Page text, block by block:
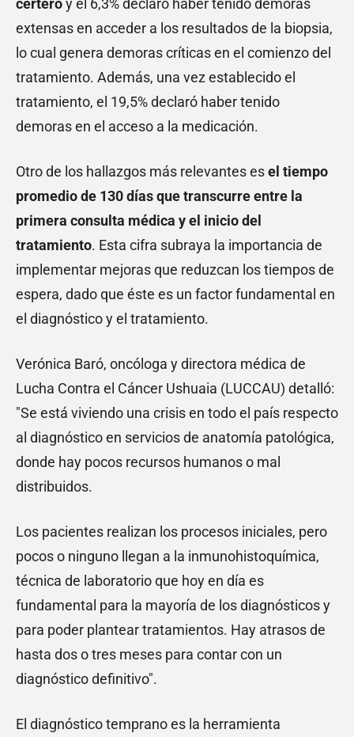
certeroy el 6,3% declaró haber tenido demoras
extensas en acceder a los resultados de la biopsia,
lo cual genera demoras críticas en el comienzo del
tratamiento. Además, una vez establecido el
tratamiento, el 19,5% declaró haber tenido
demoras en el acceso a la medicación.
Otro de los hallazgos más relevantes esel tiempo
promedio de 130 días que transcurre entre la
primera consulta médica y el inicio del
tratamiento. Esta cifra subraya la importancia de
implementar mejoras que reduzcan los tiempos de
espera, dado que éste es un factor fundamental en
el diagnóstico y el tratamiento.
Verónica Baró, oncóloga y directora médica de
Lucha Contra el Cáncer Ushuaia (LUCCAU) detalló:
"Se está viviendo una crisis en todo el país respecto
al diagnóstico en servicios de anatomía patológica,
donde hay pocos recursos humanos o mal
distribuidos.
Los pacientes realizan los procesos iniciales, pero
pocos o ninguno llegan a la inmunohistoquímica,
técnica de laboratorio que hoy en día es
fundamental para la mayoría de los diagnósticos y
para poder plantear tratamientos. Hay atrasos de
hasta dos o tres meses para contar con un
diagnóstico definitivo".
El diagnóstico temprano es la herramienta